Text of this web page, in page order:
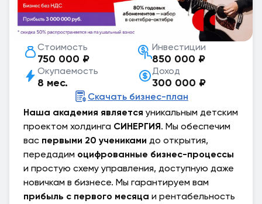
Стоимость
750 000 ₽
Инвестиции
850 000 ₽
Окупаемость
8 мес.
Доход
300 000 ₽
Наша академия является уникальным детским
проектом холдинга СИНЕРГИЯ. Мы обеспечим
вас первыми 20 учениками до открытия,
передадим оцифрованные бизнес-процессы
и простую схему управления, доступную даже
новичкам в бизнесе. Мы гарантируем вам
прибыль с первого месяца и рентабельность
Скачать бизнес-план